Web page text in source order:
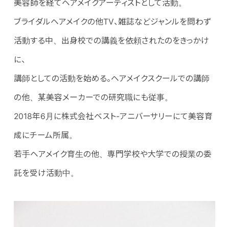
美容師を経てヘアメイクアーティストとして活動。
ブライダルヘアメイクの他TV、雑誌などジャンルを問わず
活動する中、出身校での講義を依頼されたのをきっかけ
に、
講師としての活動を始める。ヘアメイクスクールでの講師
の他、某美容メーカーでの研究職にも従事。
2018年6月に株式会社ベスト-アニバーサリーにて美容育
成にチーム所属。
若手ヘアメイク育生の他、専門学校や大学での授業の委
託を受け活動中。